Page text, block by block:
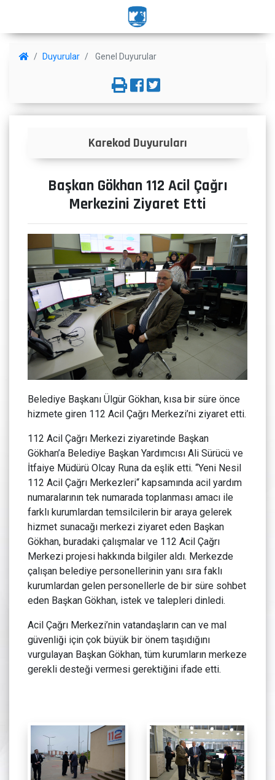
Duyurular Genel Duyurular
Başkan Gökhan 112 Acil Çağrı
Merkezini Ziyaret Etti
Belediye Başkanı Ülgür Gökhan, kısa bir süre önce
hizmete giren 112 Acil Çağrı Merkezi’ni ziyaret etti.
112 Acil Çağrı Merkezi ziyaretinde Başkan
Gökhan’a Belediye Başkan Yardımcısı Ali Sürücü ve
İtfaiye Müdürü Olcay Runa da eşlik etti. “Yeni Nesil
112 Acil Çağrı Merkezleri“ kapsamında acil yardım
numaralarının tek numarada toplanması amacı ile
farklı kurumlardan temsilcilerin bir araya gelerek
hizmet sunacağı merkezi ziyaret eden Başkan
Gökhan, buradaki çalışmalar ve 112 Acil Çağrı
Merkezi projesi hakkında bilgiler aldı. Merkezde
çalışan belediye personellerinin yanı sıra faklı
kurumlardan gelen personellerle de bir süre sohbet
eden Başkan Gökhan, istek ve talepleri dinledi.
Acil Çağrı Merkezi’nin vatandaşların can ve mal
güvenliği için çok büyük bir önem taşıdığını
vurgulayan Başkan Gökhan, tüm kurumların merkeze
gerekli desteği vermesi gerektiğini ifade etti.